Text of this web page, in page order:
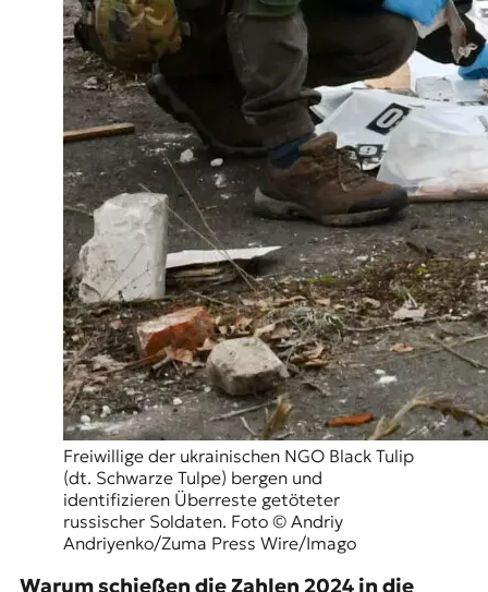
Freiwillige der ukrainischen NGO Black Tulip
(dt. Schwarze Tulpe) bergen und
identifizieren Überreste getöteter
russischer Soldaten. Foto © Andriy
Andriyenko/Zuma Press Wire/Imago
Warum schießen die Zahlen 2024 in die